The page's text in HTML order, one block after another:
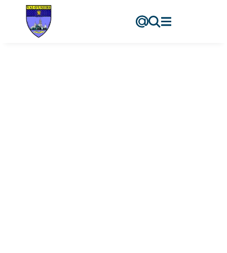
principal